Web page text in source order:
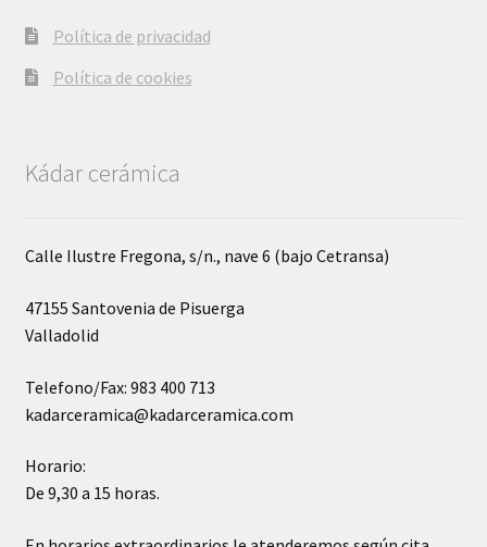
Política de privacidad
Política de cookies
Kádar cerámica
Calle Ilustre Fregona, s/n., nave 6 (bajo Cetransa)
47155 Santovenia de Pisuerga
Valladolid
Telefono/Fax: 983 400 713
kadarceramica@kadarceramica.com
Horario:
De 9,30 a 15 horas.